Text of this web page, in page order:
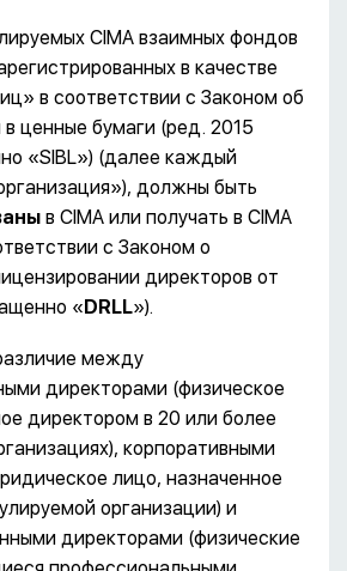
CIMA взаимных фондов
в качестве
в соответствии с Законом об
ценные бумаги (ред. 2015
«SIBL») (далее каждый
должны быть
в CIMA или получать в CIMA
с Законом о
директоров от
«DRLL»).
между
директорами (физическое
директором в 20 или более
корпоративными
лицо, назначенное
организации) и
директорами (физические